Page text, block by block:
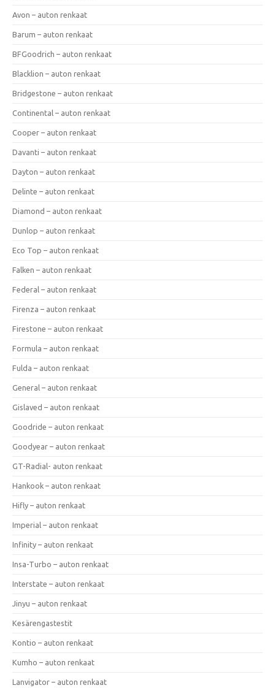
Avon – auton renkaat
Barum – auton renkaat
BFGoodrich – auton renkaat
Blacklion – auton renkaat
Bridgestone – auton renkaat
Continental – auton renkaat
Cooper – auton renkaat
Davanti – auton renkaat
Dayton – auton renkaat
Delinte – auton renkaat
Diamond – auton renkaat
Dunlop – auton renkaat
Eco Top – auton renkaat
Falken – auton renkaat
Federal – auton renkaat
Firenza – auton renkaat
Firestone – auton renkaat
Formula – auton renkaat
Fulda – auton renkaat
General – auton renkaat
Gislaved – auton renkaat
Goodride – auton renkaat
Goodyear – auton renkaat
GT-Radial- auton renkaat
Hankook – auton renkaat
Hifly – auton renkaat
Imperial – auton renkaat
Infinity – auton renkaat
Insa-Turbo – auton renkaat
Interstate – auton renkaat
Jinyu – auton renkaat
Kesärengastestit
Kontio – auton renkaat
Kumho – auton renkaat
Lanvigator – auton renkaat